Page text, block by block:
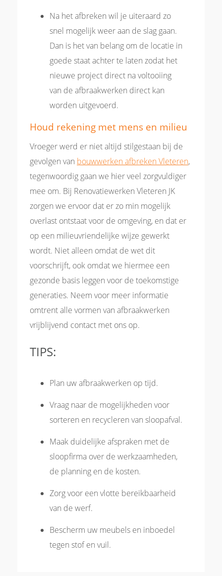
Na het afbreken wil je uiteraard zo
snel mogelijk weer aan de slag gaan.
Dan is het van belang om de locatie in
goede staat achter te laten zodat het
nieuwe project direct na voltooiing
van de afbraakwerken direct kan
worden uitgevoerd.
Houd rekening met mens en milieu
Vroeger werd er niet altijd stilgestaan bij de
gevolgen van bouwwerken afbreken Vleteren,
tegenwoordig gaan we hier veel zorgvuldiger
mee om. Bij Renovatiewerken Vleteren JK
zorgen we ervoor dat er zo min mogelijk
overlast ontstaat voor de omgeving, en dat er
op een milieuvriendelijke wijze gewerkt
wordt. Niet alleen omdat de wet dit
voorschrijft, ook omdat we hiermee een
gezonde basis leggen voor de toekomstige
generaties. Neem voor meer informatie
omtrent alle vormen van afbraakwerken
vrijblijvend contact met ons op.
TIPS:
Plan uw afbraakwerken op tijd.
Vraag naar de mogelijkheden voor
sorteren en recycleren van sloopafval.
Maak duidelijke afspraken met de
sloopfirma over de werkzaamheden,
de planning en de kosten.
Zorg voor een vlotte bereikbaarheid
van de werf.
Bescherm uw meubels en inboedel
tegen stof en vuil.